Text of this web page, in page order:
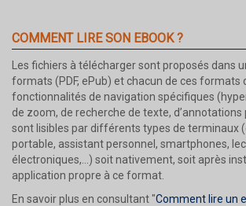
COMMENT LIRE SON EBOOK ?
Les fichiers à télécharger sont proposés dans
formats (PDF, ePub) et chacun de ces formats
fonctionnalités de navigation spécifiques
de zoom, de recherche de texte, d’annotations
sont lisibles par différents types de terminaux
portable, assistant personnel, smartphones,
électroniques,...) soit nativement, soit après
application propre à ce format.
En savoir plus en consultant "Comment lire un